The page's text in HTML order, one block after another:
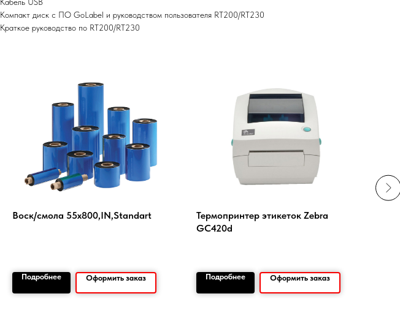
Компакт диск с ПО GoLabel и руководством пользователя RT200/RT230
Краткое руководство по RT200/RT230
Воск/смола 55х800,IN,Standart
Подробнее Оформить заказ
Термопринтер этикеток Zebra
GC420d
Подробнее Оформить заказ